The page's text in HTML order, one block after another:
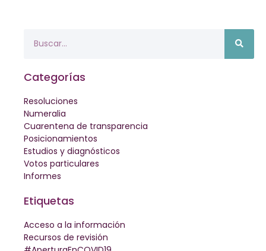
Categorías
Resoluciones
Numeralia
Cuarentena de transparencia
Posicionamientos
Estudios y diagnósticos
Votos particulares
Informes
Etiquetas
Acceso a la información
Recursos de revisión